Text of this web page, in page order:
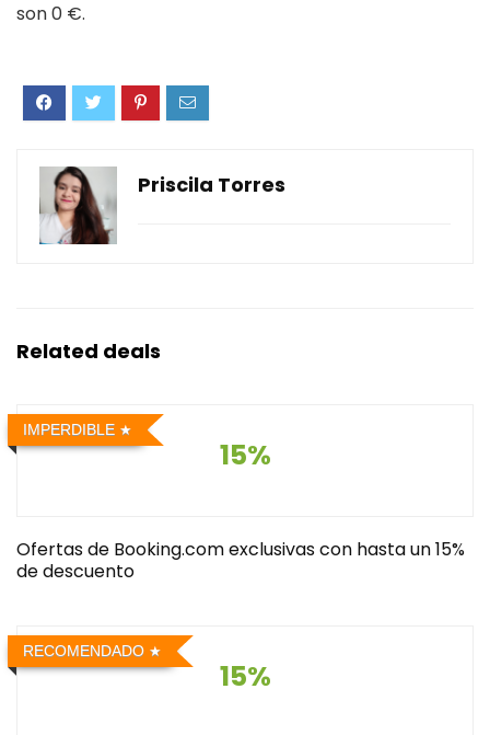
son 0 €.
Priscila Torres
Related deals
IMPERDIBLE
15%
Ofertas de Booking.com exclusivas con hasta un 15%
de descuento
RECOMENDADO
15%